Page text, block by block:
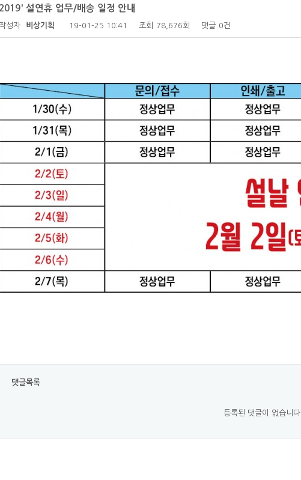
2019' 설연휴 업무/배송 일정 안내
작성자 비상기획 19-01-25 10:41 조회 78,676회 댓글 0건
댓글목록
등록된 댓글이 없습니다.